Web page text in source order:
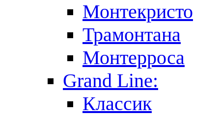
Монтекристо
Трамонтана
Монтерроса
Grand Line:
Классик